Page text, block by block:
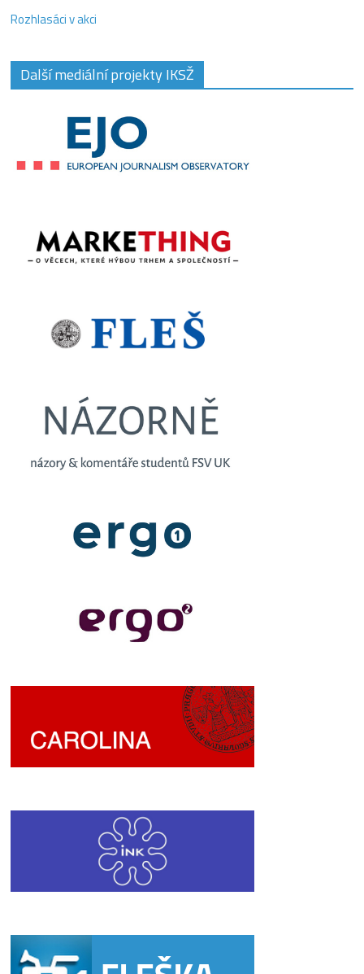
Rozhlasáci v akci
Další mediální projekty IKSŽ